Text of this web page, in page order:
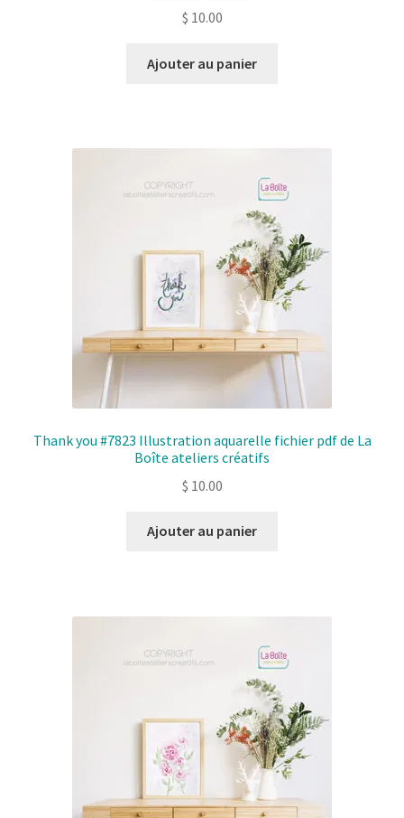
$ 10.00
Ajouter au panier
Thank you #7823 Illustration aquarelle fichier pdf de La
Boîte ateliers créatifs
$ 10.00
Ajouter au panier